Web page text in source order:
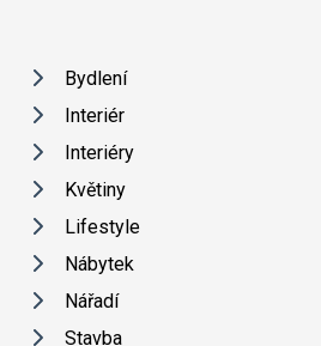
Bydlení
Interiér
Interiéry
Květiny
Lifestyle
Nábytek
Nářadí
Stavba